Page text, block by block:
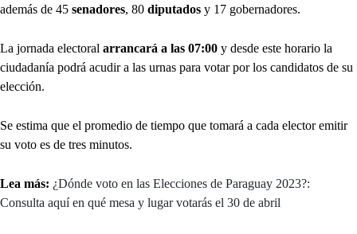
además de 45 senadores, 80 diputados y 17 gobernadores.
La jornada electoral arrancará a las 07:00 y desde este horario la
ciudadanía podrá acudir a las urnas para votar por los candidatos de su
elección.
Se estima que el promedio de tiempo que tomará a cada elector emitir
su voto es de tres minutos.
Lea más: ¿Dónde voto en las Elecciones de Paraguay 2023?:
Consulta aquí en qué mesa y lugar votarás el 30 de abril